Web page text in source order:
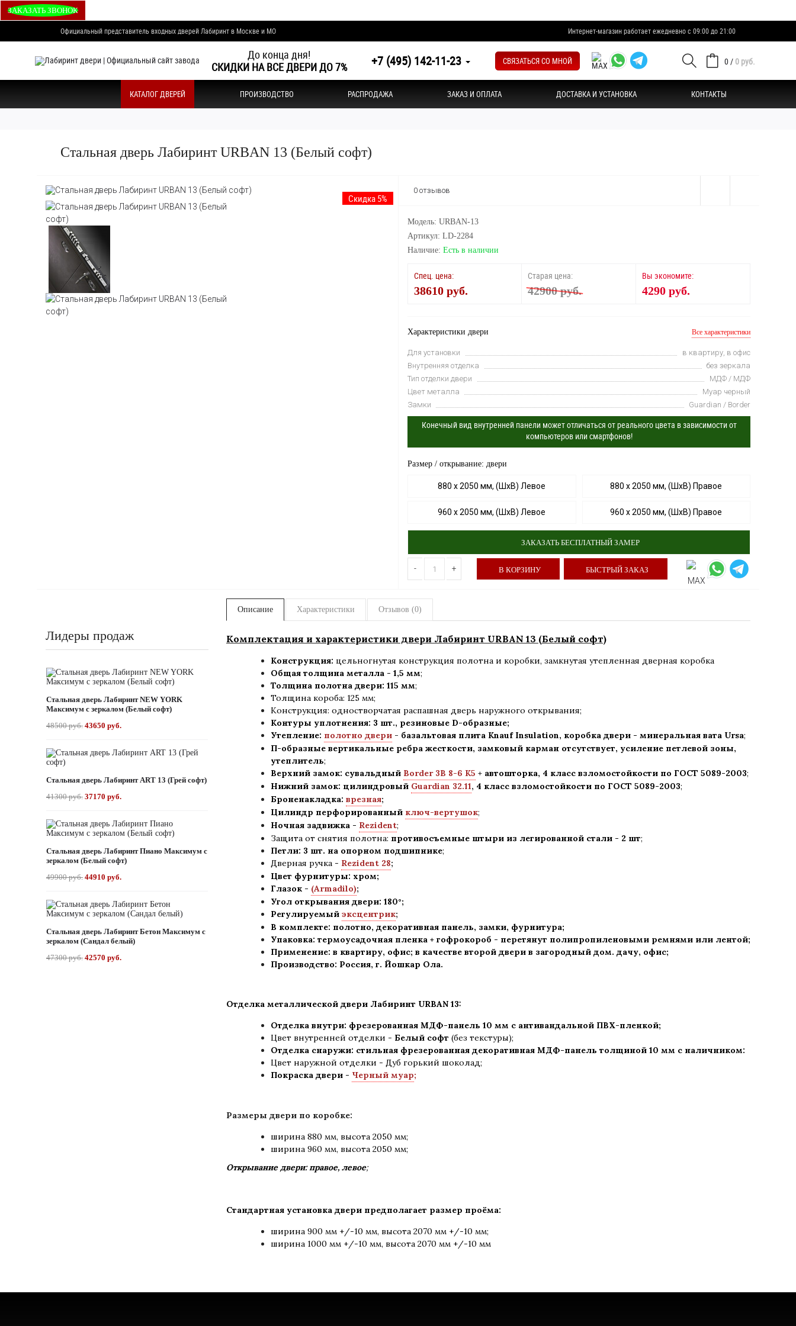
ЗАКАЗАТЬ ЗВОНОК
Официальный представитель входных дверей Лабиринт в Москве и МО Интернет-магазин работает ежедневно с 09:00 до 21:00
До конца дня!
СКИДКИ НА ВСЕ ДВЕРИ ДО 7%
+7 (495) 142-11-23 СВЯЗАТЬСЯ СО МНОЙ 0 / 0 руб.
КАТАЛОГ ДВЕРЕЙ ПРОИЗВОДСТВО РАСПРОДАЖА ЗАКАЗ И ОПЛАТА ДОСТАВКА И УСТАНОВКА КОНТАКТЫ
Стальная дверь Лабиринт URBAN 13 (Белый софт)
Скидка 5%
0 отзывов
Модель: URBAN-13
Артикул: LD-2284
Наличие: Есть в наличии
Спец. цена:
38610 руб.
Старая цена:
42900 руб.
Вы экономите:
4290 руб.
Характеристики двери Все характеристики
Для установки
в квартиру, в офис
Внутренняя отделка
без зеркала
Тип отделки двери
МДФ / МДФ
Цвет металла
Муар черный
Замки
Guardian / Border
Конечный вид внутренней панели может отличаться от реального цвета в зависимости от
компьютеров или смартфонов!
Размер / открывание: двери
880 х 2050 мм, (ШхВ) Левое 880 х 2050 мм, (ШхВ) Правое
960 х 2050 мм, (ШхВ) Левое 960 х 2050 мм, (ШхВ) Правое
ЗАКАЗАТЬ БЕСПЛАТНЫЙ ЗАМЕР
- + В КОРЗИНУ БЫСТРЫЙ ЗАКАЗ
Лидеры продаж
Стальная дверь Лабиринт NEW YORK
Максимум с зеркалом (Белый софт)
48500 руб. 43650 руб.
Стальная дверь Лабиринт ART 13 (Грей софт)
41300 руб. 37170 руб.
Стальная дверь Лабиринт Пиано Максимум с
зеркалом (Белый софт)
49900 руб. 44910 руб.
Стальная дверь Лабиринт Бетон Максимум с
зеркалом (Сандал белый)
47300 руб. 42570 руб.
Описание Характеристики Отзывов (0)
Комплектация и характеристики двери Лабиринт URBAN 13 (Белый софт)
Конструкция: цельногнутая конструкция полотна и коробки, замкнутая утепленная дверная коробка
Общая толщина металла - 1,5 мм;
Толщина полотна двери: 115 мм;
Толщина короба: 125 мм;
Конструкция: одностворчатая распашная дверь наружного открывания;
Контуры уплотнения: 3 шт., резиновые D-образные;
Утепление: полотно двери - базальтовая плита Knauf Insulation, коробка двери - минеральная вата Ursa;
П-образные вертикальные ребра жесткости, замковый карман отсутствует, усиление петлевой зоны,
утеплитель;
Верхний замок: сувальдный Border 3B 8-6 K5 + автошторка, 4 класс взломостойкости по ГОСТ 5089-2003;
Нижний замок: цилиндровый Guardian 32.11, 4 класс взломостойкости по ГОСТ 5089-2003;
Броненакладка: врезная;
Цилиндр перфорированный ключ-вертушок;
Ночная задвижка - Rezident;
Защита от снятия полотна: противосъемные штыри из легированной стали - 2 шт;
Петли: 3 шт. на опорном подшипнике;
Дверная ручка - Rezident 28;
Цвет фурнитуры: хром;
Глазок - (Armadilo);
Угол открывания двери: 180°;
Регулируемый эксцентрик;
В комплекте: полотно, декоративная панель, замки, фурнитура;
Упаковка: термоусадочная пленка + гофрокороб - перетянут полипропиленовыми ремнями или лентой;
Применение: в квартиру, офис; в качестве второй двери в загородный дом. дачу, офис;
Производство: Россия, г. Йошкар Ола.
Отделка металлической двери Лабиринт URBAN 13:
Отделка внутри: фрезерованная МДФ-панель 10 мм с антивандальной ПВХ-пленкой;
Цвет внутренней отделки - Белый софт (без текстуры);
Отделка снаружи: стильная фрезерованная декоративная МДФ-панель толщиной 10 мм с наличником:
Цвет наружной отделки - Дуб горький шоколад;
Покраска двери - Черный муар;
Размеры двери по коробке:
ширина 880 мм, высота 2050 мм;
ширина 960 мм, высота 2050 мм;
Открывание двери: правое, левое;
Стандартная установка двери предполагает размер проёма:
ширина 900 мм +/-10 мм, высота 2070 мм +/-10 мм;
ширина 1000 мм +/-10 мм, высота 2070 мм +/-10 мм